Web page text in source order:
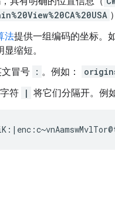
法提供一组编码的坐标。
缩短。
冒号 : 。例如：
符
| 将它们分隔开。例